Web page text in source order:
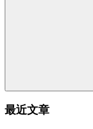
最近文章